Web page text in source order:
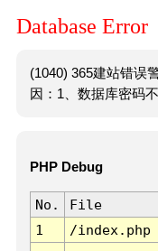
Database Error
(1040) 365建站错误
因：1、数据库密码
PHP Debug
No. File
1
/index.php